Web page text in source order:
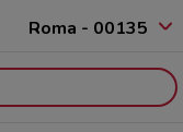
Roma - 00135